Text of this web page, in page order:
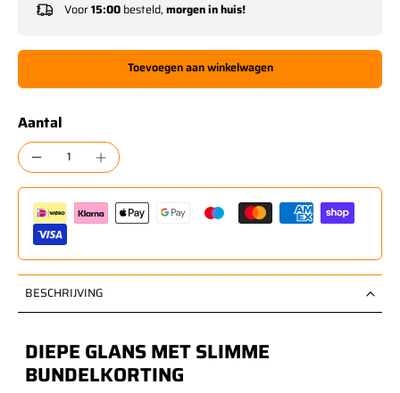
Voor15:00 besteld, morgen in huis!
Toevoegen aan winkelwagen
Aantal
BESCHRIJVING
DIEPE GLANS MET SLIMME
BUNDELKORTING